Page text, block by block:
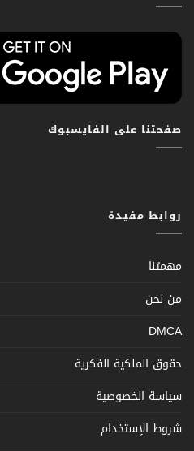
صفحتنا على الفايسبوك
روابط مفيدة
مهمتنا
من نحن
DMCA
حقوق الملكية الفكرية
سياسة الخصوصية
شروط الإستخدام